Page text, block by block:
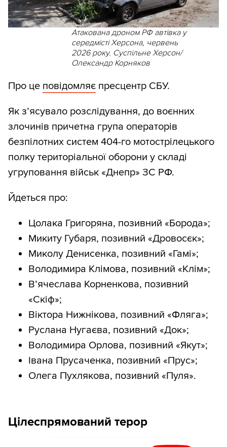
Атакована дроном РФ автівка у
середмісті Херсона, червень
2026 року. Суспільне Херсон/
Олександр Корняков
Про це повідомляє пресцентр СБУ.
Як з’ясувало розслідування, до воєнних
злочинів причетна група операторів
безпілотних систем 404-го мотострілецького
полку територіальної оборони у складі
угруповання військ «Днепр» ЗС РФ.
Йдеться про:
Цолака Григоряна, позивний «Борода»;
⁠Микиту Губаря, позивний «Дровосєк»;
Миколу Денисенка, позивний «Гамі»;
Володимира Клімова, позивний «Клім»;
В’ячеслава Корненкова, позивний
«Скіф»;
Віктора Нижнікова, позивний «Фляга»;
Руслана Нугаєва, позивний «Док»;
Володимира Орлова, позивний «Якут»;
⁠Івана Прусаченка, позивний «Прус»;
Олега Пухлякова, позивний «Пуля».
Цілеспрямований терор